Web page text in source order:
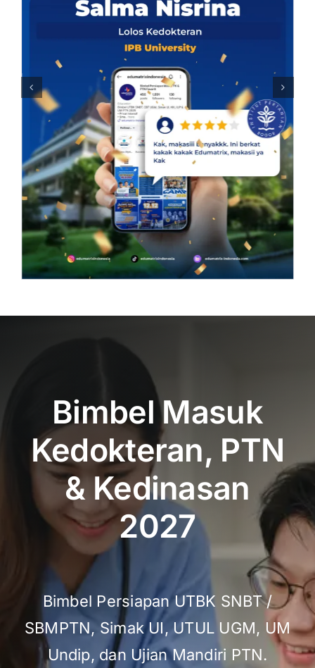
Bimbel Masuk
Kedokteran, PTN
& Kedinasan
2027
Bimbel Persiapan UTBK SNBT /
SBMPTN, Simak UI, UTUL UGM, UM
Undip, dan Ujian Mandiri PTN.